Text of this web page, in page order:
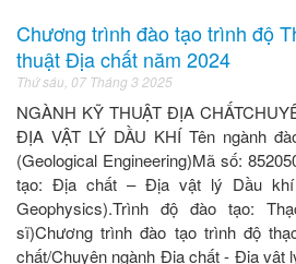
Chương trình đào tạo trình độ
thuật Địa chất năm 2024
Thứ sáu, 07 Tháng 3 2025
NGÀNH KỸ THUẬT ĐỊA
ĐỊA VẬT LÝ DẦU KHÍ Tên ngành
(Geological Engineering)Mã số:
tạo: Địa chất – Địa vật lý Dầu khí
Geophysics).Trình độ đào tạo:
sĩ)Chương trình đào tạo trình độ
chất/Chuyên ngành Địa chất - Địa vật